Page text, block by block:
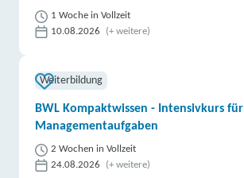
1 Woche in Vollzeit
10.08.2026
(+ weitere)
Weiterbildung
BWL Kompaktwissen - Intensivkurs für
Managementaufgaben
2 Wochen in Vollzeit
24.08.2026
(+ weitere)